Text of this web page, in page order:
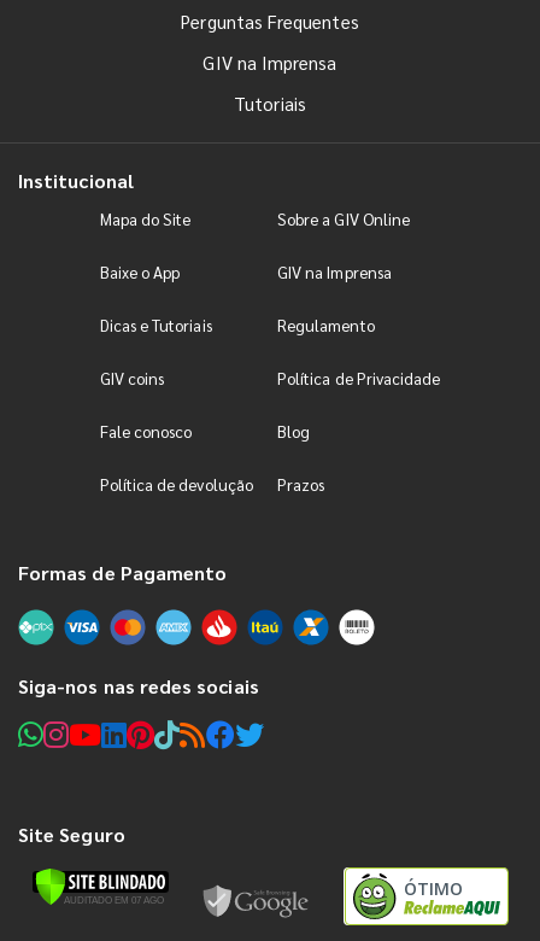
Perguntas Frequentes
GIV na Imprensa
Tutoriais
Institucional
Mapa do Site Sobre a GIV Online
Baixe o App GIV na Imprensa
Dicas e Tutoriais Regulamento
GIV coins Política de Privacidade
Fale conosco Blog
Política de devolução Prazos
Formas de Pagamento
Siga-nos nas redes sociais
Site Seguro
ÓTIMO